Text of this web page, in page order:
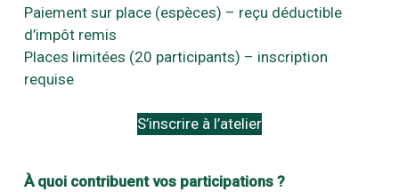
Paiement sur place (espèces) – reçu déductible
d’impôt remis
Places limitées (20 participants) – inscription
requise
S’inscrire à l’atelier
À quoi contribuent vos participations ?